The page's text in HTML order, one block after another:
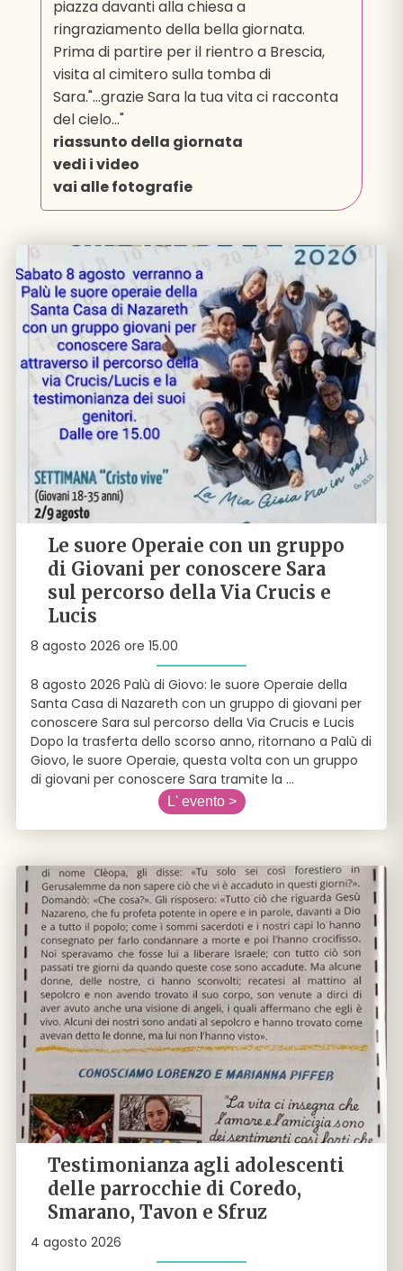
piazza davanti alla chiesa a
ringraziamento della bella giornata.
Prima di partire per il rientro a Brescia,
visita al cimitero sulla tomba di
Sara."...grazie Sara la tua vita ci racconta
del cielo..."
riassunto della giornata
vedi i video
vai alle fotografie
Le suore Operaie con un gruppo
di Giovani per conoscere Sara
sul percorso della Via Crucis e
Lucis
8 agosto 2026 ore 15.00
8 agosto 2026 Palù di Giovo: le suore Operaie della
Santa Casa di Nazareth con un gruppo di giovani per
conoscere Sara sul percorso della Via Crucis e Lucis
Dopo la trasferta dello scorso anno, ritornano a Palù di
Giovo, le suore Operaie, questa volta con un gruppo
di giovani per conoscere Sara tramite la ...
L' evento >
Testimonianza agli adolescenti
delle parrocchie di Coredo,
Smarano, Tavon e Sfruz
4 agosto 2026